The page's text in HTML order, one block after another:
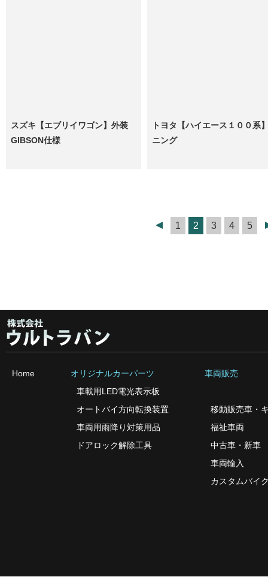
スズキ【エブリイワゴン】外装
GIBSON仕様
トヨタ【ハイエース１００系
ニング
1 2 3 4 5
Home
オリジナルカーパーツ
車載用LED電光表示板
オートバイ方向転換装置
車両用雨降り対策用品
ドアロック解除工具
車両販売
移動販売車・
福祉車両
中古車・新車
車両輸入
カスタムバイ